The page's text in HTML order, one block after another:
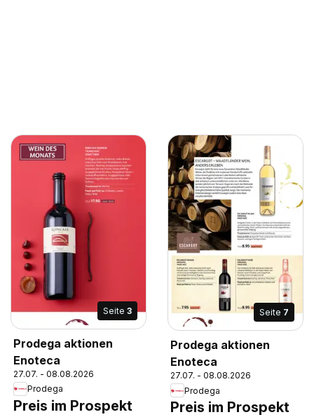
Seite 3
Prodega aktionen
Enoteca
27.07. - 08.08.2026
Prodega
Preis im Prospekt
Seite 7
Prodega aktionen
Enoteca
27.07. - 08.08.2026
Prodega
Preis im Prospekt